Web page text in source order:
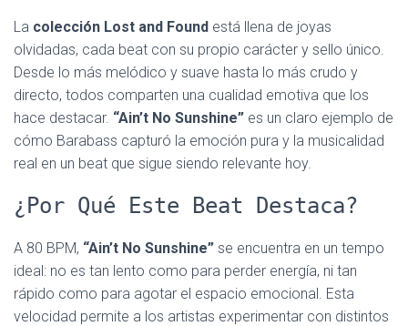
La colección Lost and Found está llena de joyas
olvidadas, cada beat con su propio carácter y sello único.
Desde lo más melódico y suave hasta lo más crudo y
directo, todos comparten una cualidad emotiva que los
hace destacar. “Ain’t No Sunshine” es un claro ejemplo de
cómo Barabass capturó la emoción pura y la musicalidad
real en un beat que sigue siendo relevante hoy.
¿Por Qué Este Beat Destaca?
A 80 BPM, “Ain’t No Sunshine” se encuentra en un tempo
ideal: no es tan lento como para perder energía, ni tan
rápido como para agotar el espacio emocional. Esta
velocidad permite a los artistas experimentar con distintos